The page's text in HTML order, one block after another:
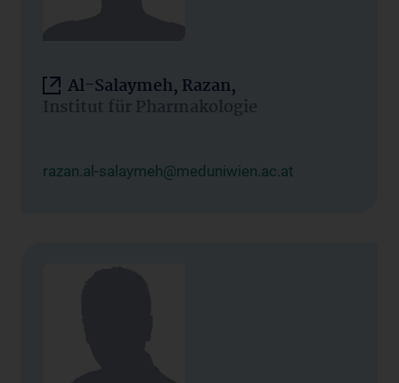
Al-Salaymeh, Razan,
Institut für Pharmakologie
razan.al-salaymeh@meduniwien.ac.at